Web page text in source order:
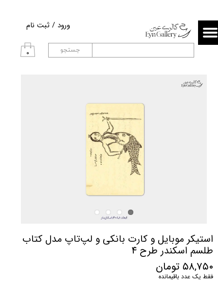
۰
ورود / ثبت نام
حساب کاربری من
تغییر گذر واژه
خروج از حساب کاربری
جستجو
استیکر موبایل و کارت بانکی و لپ‌تاپ مدل کتاب
طلسم اسکندر طرح 4
۵۸,۷۵۰ تومان
فقط یک عدد باقیمانده